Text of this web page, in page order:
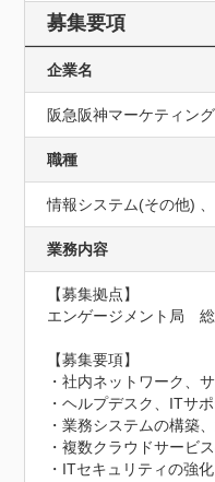
募集要項
企業名
阪急阪神マーケティン
職種
情報システム(その他)
業務内容
【募集拠点】
エンゲージメント局　
【募集要項】
・社内ネットワーク、
・ヘルプデスク、ITサ
・業務システムの構築
・複数クラウドサービ
・ITセキュリティの強化